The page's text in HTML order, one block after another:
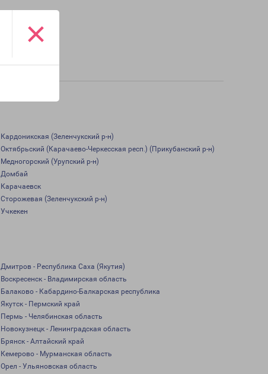
×
Кардоникская (Зеленчукский р-н)
Октябрьский (Карачаево-Черкесская респ.) (Прикубанский р-н)
Медногорский (Урупский р-н)
Домбай
Карачаевск
Сторожевая (Зеленчукский р-н)
Учкекен
Дмитров - Республика Саха (Якутия)
Воскресенск - Владимирская область
Балаково - Кабардино-Балкарская республика
Якутск - Пермский край
Пермь - Челябинская область
Новокузнецк - Ленинградская область
Брянск - Алтайский край
Кемерово - Мурманская область
Орел - Ульяновская область